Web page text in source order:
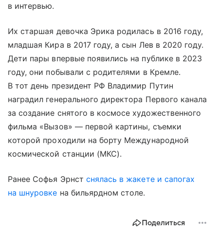
в интервью.
Их старшая девочка Эрика родилась в 2016 году,
младшая Кира в 2017 году, а сын Лев в 2020 году.
Дети пары впервые появились на публике в 2023
году, они побывали с родителями в Кремле.
В тот день президент РФ Владимир Путин
наградил генерального директора Первого канала
за создание снятого в космосе художественного
фильма «Вызов» — первой картины, съемки
которой проходили на борту Международной
космической станции (МКС).
Ранее Софья Эрнст снялась в жакете и сапогах
на шнуровке на бильярдном столе.
Поделиться